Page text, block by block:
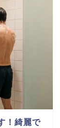
！綺麗で